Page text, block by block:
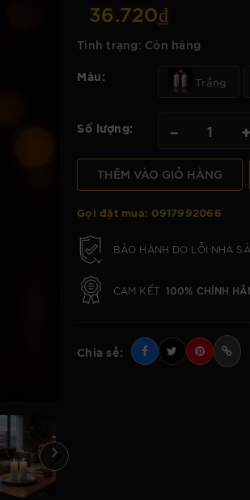
36.720₫
Tình trạng: Còn hàng
Màu: Trắng
Số lượng: – +
THÊM VÀO GIỎ HÀNG
Gọi đặt mua: 0917992066
BẢO HÀNH DO LỖI NHÀ
CAM KẾT 100% CHÍNH
Chia sẻ: